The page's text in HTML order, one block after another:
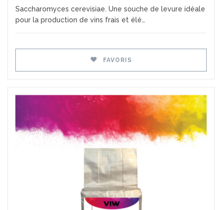
Saccharomyces cerevisiae. Une souche de levure idéale
pour la production de vins frais et élé…
FAVORIS
Favoris